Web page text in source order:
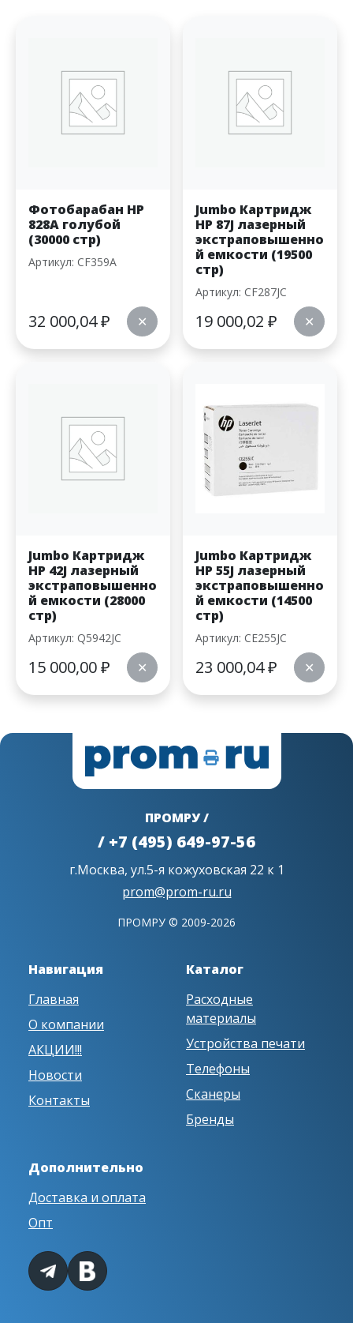
Фотобарабан HP
828A голубой
(30000 стр)
Артикул: CF359A
32 000,04₽ ✕
Jumbo Картридж
HP 87J лазерный
экстраповышенно
й емкости (19500
стр)
Артикул: CF287JC
19 000,02 ₽ ✕
Jumbo Картридж
HP 42J лазерный
экстраповышенно
й емкости (28000
стр)
Артикул: Q5942JC
15 000,00₽ ✕
Jumbo Картридж
HP 55J лазерный
экстраповышенно
й емкости (14500
стр)
Артикул: CE255JC
23 000,04₽ ✕
ПРОМРУ /
/ +7 (495) 649-97-56
г.Москва, ул.5-я кожуховская 22 к 1
prom@prom-ru.ru
ПРОМРУ © 2009-2026
Навигация
Главная
О компании
АКЦИИ!!!
Новости
Контакты
Каталог
Расходные
материалы
Устройства печати
Телефоны
Сканеры
Бренды
Дополнительно
Доставка и оплата
Опт